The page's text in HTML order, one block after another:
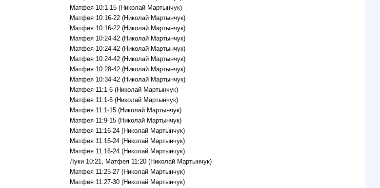
Матфея 10:1-15 (Николай Мартынчук)
Матфея 10:16-22 (Николай Мартынчук)
Матфея 10:16-22 (Николай Мартынчук)
Матфея 10:24-42 (Николай Мартынчук)
Матфея 10:24-42 (Николай Мартынчук)
Матфея 10:24-42 (Николай Мартынчук)
Матфея 10:28-42 (Николай Мартынчук)
Матфея 10:34-42 (Николай Мартынчук)
Матфея 11:1-6 (Николай Мартынчук)
Матфея 11:1-6 (Николай Мартынчук)
Матфея 11:1-15 (Николай Мартынчук)
Матфея 11:9-15 (Николай Мартынчук)
Матфея 11:16-24 (Николай Мартынчук)
Матфея 11:16-24 (Николай Мартынчук)
Матфея 11:16-24 (Николай Мартынчук)
Луки 10:21, Матфея 11:20 (Николай Мартынчук)
Матфея 11:25-27 (Николай Мартынчук)
Матфея 11:27-30 (Николай Мартынчук)